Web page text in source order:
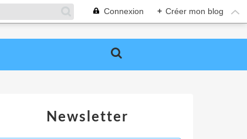
Connexion + Créer mon blog
Newsletter